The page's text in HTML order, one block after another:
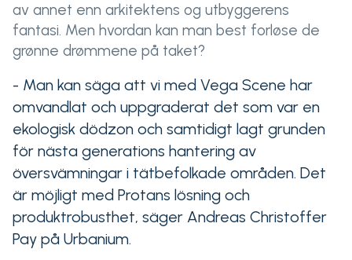
av annet enn arkitektens og utbyggerens
fantasi. Men hvordan kan man best forløse de
grønne drømmene på taket?
- Man kan säga att vi med Vega Scene har
omvandlat och uppgraderat det som var en
ekologisk dödzon och samtidigt lagt grunden
för nästa generations hantering av
översvämningar i tätbefolkade områden. Det
är möjligt med Protans lösning och
produktrobusthet, säger Andreas Christoffer
Pay på Urbanium.